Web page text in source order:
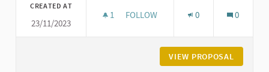
CREATED AT
23/11/2023
1 1 FOLLOWER
FOLLOW 0 0
VIEW PROPOSAL